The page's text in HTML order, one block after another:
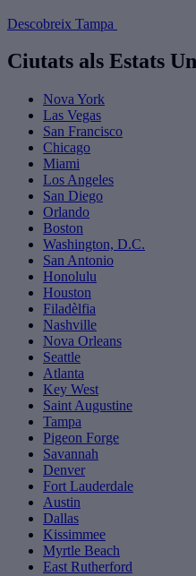
Descobreix Tampa
Ciutats als Estats
Nova York
Las Vegas
San Francisco
Chicago
Miami
Los Angeles
San Diego
Orlando
Boston
Washington, D.C.
San Antonio
Honolulu
Houston
Filadèlfia
Nashville
Nova Orleans
Seattle
Atlanta
Key West
Saint Augustine
Tampa
Pigeon Forge
Savannah
Denver
Fort Lauderdale
Austin
Dallas
Kissimmee
Myrtle Beach
East Rutherford